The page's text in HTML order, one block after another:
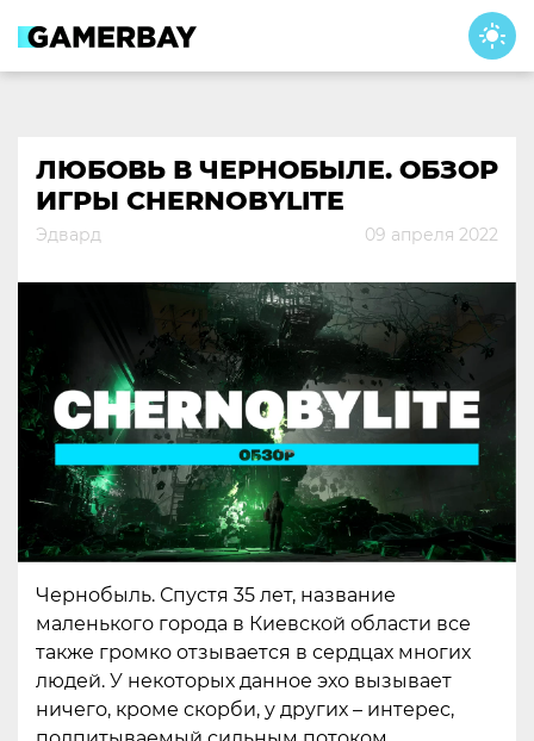
content
ЛЮБОВЬ В ЧЕРНОБЫЛЕ. ОБЗОР
ИГРЫ CHERNOBYLITE
Эдвард 09 апреля 2022
Чернобыль. Спустя 35 лет, название
маленького города в Киевской области все
также громко отзывается в сердцах многих
людей. У некоторых данное эхо вызывает
ничего, кроме скорби, у других – интерес,